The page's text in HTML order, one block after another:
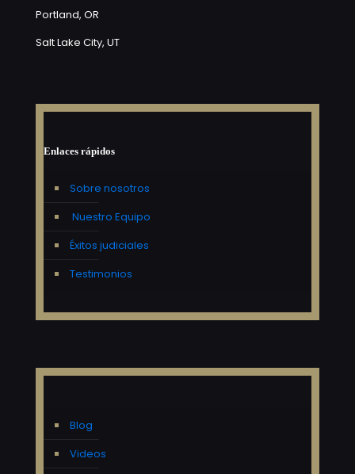
Portland, OR
Salt Lake City, UT
Enlaces rápidos
Sobre nosotros
Nuestro Equipo
Éxitos judiciales
Testimonios
Blog
Videos